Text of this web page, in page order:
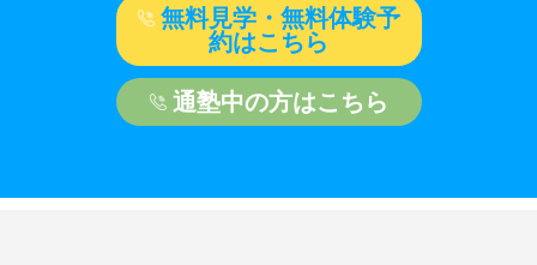
無料見学・無料体験予
約はこちら
通塾中の方はこちら